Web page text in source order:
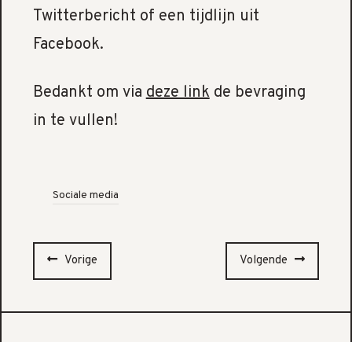
Twitterbericht of een tijdlijn uit
Facebook.
Bedankt om viadeze linkde bevraging
in te vullen!
Sociale media
Vorige Volgende